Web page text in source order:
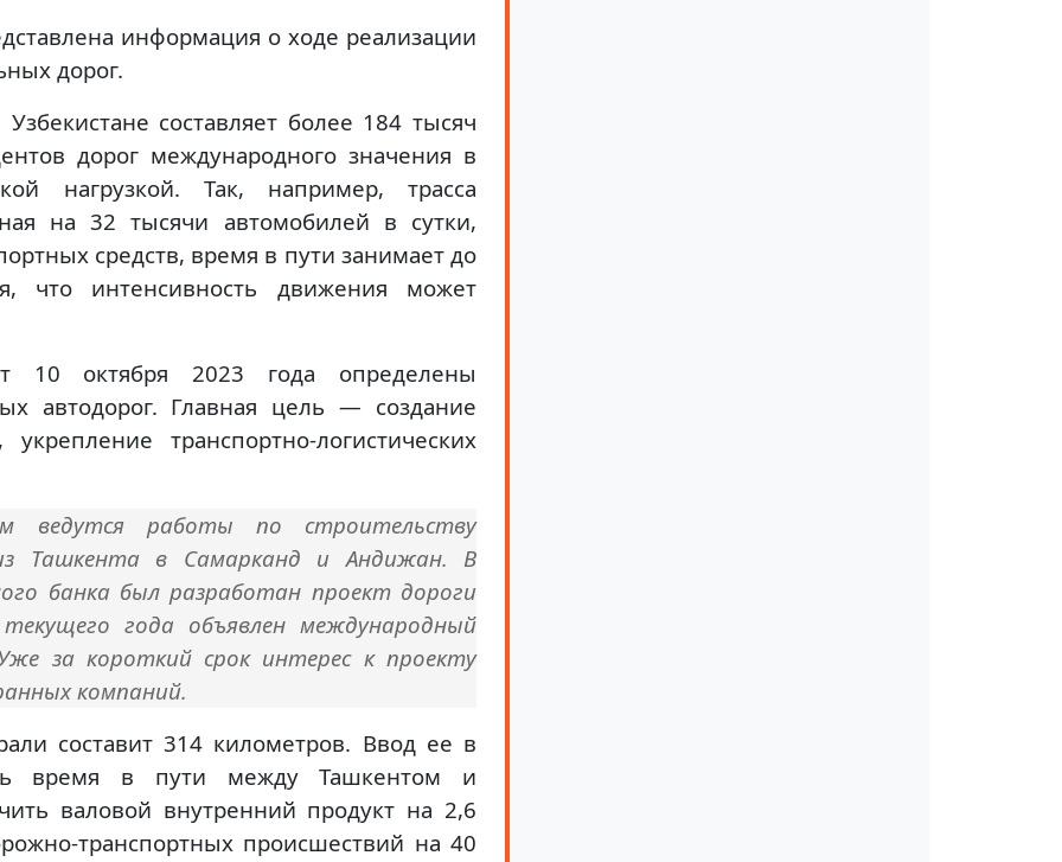
информация о ходе реализации
дорог.
составляет более 184 тысяч
дорог международного значения в
нагрузкой. Так, например, трасса
на 32 тысячи автомобилей в сутки,
средств, время в пути занимает до
что интенсивность движения может
10 октября 2023 года определены
автодорог. Главная цель — создание
транспортно-логистических
ведутся работы по строительству
Ташкента в Самарканд и Андижан. В
банка был разработан проект дороги
года объявлен международный
за короткий срок интерес к проекту
компаний.
составит 314 километров. Ввод ее в
время в пути между Ташкентом и
валовой внутренний продукт на 2,6
транспортных происшествий на 40